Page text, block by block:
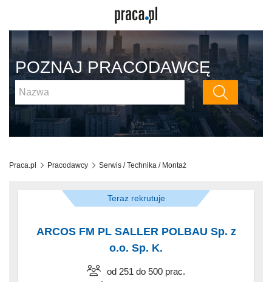
POZNAJ PRACODAWCĘ
Praca.pl Pracodawcy Serwis / Technika / Montaż
Teraz rekrutuje
ARCOS FM PL SALLER POLBAU Sp. z
o.o. Sp. K.
od 251 do 500 prac.